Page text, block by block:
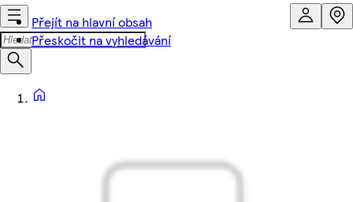
Přejít na hlavní obsah
Přeskočit na vyhledávání